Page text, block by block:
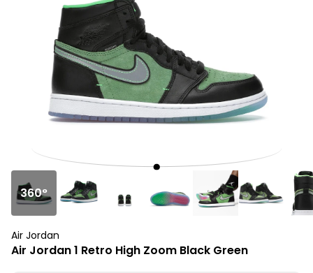
360°
Air Jordan
Air Jordan 1 Retro High Zoom Black Green